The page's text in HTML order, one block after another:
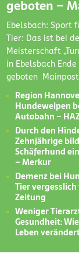
geboten –
Ebelsbach: Sport
Tier: Das ist bei
Meisterschaft
in Ebelsbach Ende
geboten Mainpost
Region
Hundewelpen
Autobahn –
Durch den
Zehnjährige
Schäferhund
– Merkur
Demenz bei
Tier
Zeitung
Weniger
Gesundheit:
Leben